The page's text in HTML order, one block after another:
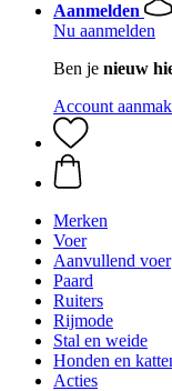
Aanmelden
Nu aanmelden
Ben je nieuw
Account
Merken
Voer
Aanvullend voer
Paard
Ruiters
Rijmode
Stal en weide
Honden en
Acties